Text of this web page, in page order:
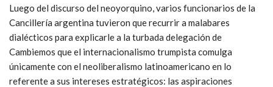
Luego del discurso del neoyorquino, varios funcionarios de la
Cancillería argentina tuvieron que recurrir a malabares
dialécticos para explicarle a la turbada delegación de
Cambiemos que el internacionalismo trumpista comulga
únicamente con el neoliberalismo latinoamericano en lo
referente a sus intereses estratégicos: las aspiraciones